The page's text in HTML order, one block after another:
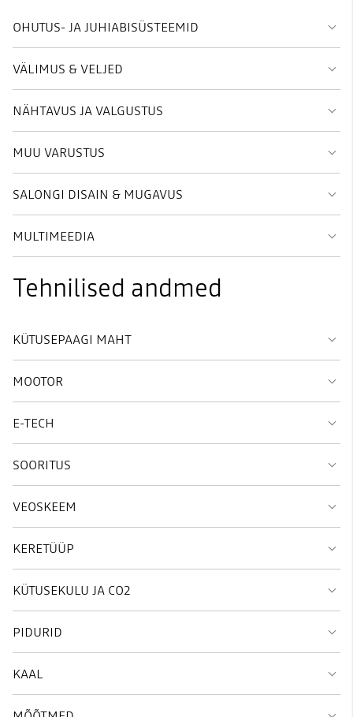
OHUTUS- JA JUHIABISÜSTEEMID
VÄLIMUS & VELJED
NÄHTAVUS JA VALGUSTUS
MUU VARUSTUS
SALONGI DISAIN & MUGAVUS
MULTIMEEDIA
Tehnilised andmed
KÜTUSEPAAGI MAHT
MOOTOR
E-TECH
SOORITUS
VEOSKEEM
KERETÜÜP
KÜTUSEKULU JA CO2
PIDURID
KAAL